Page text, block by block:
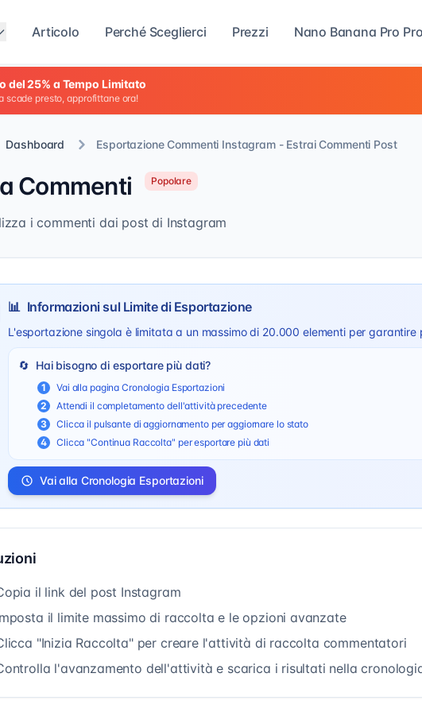
Articolo Perché Sceglierci Prezzi Nano Banana Pro
del 25% a Tempo Limitato
scade presto, approfittane ora!
Dashboard Esportazione Commenti Instagram - Estrai Commenti Post
Commenti Popolare
i commenti dai post di Instagram
📊 Informazioni sul Limite di Esportazione
L'esportazione singola è limitata a un massimo di 20.000 elementi per
🔄 Hai bisogno di esportare più dati?
1
Vai alla pagina Cronologia Esportazioni
2
Attendi il completamento dell'attività precedente
3
Clicca il pulsante di aggiornamento per aggiornare lo stato
4
Clicca "Continua Raccolta" per esportare più dati
Vai alla Cronologia Esportazioni
il link del post Instagram
il limite massimo di raccolta e le opzioni avanzate
"Inizia Raccolta" per creare l'attività di raccolta commentatori
l'avanzamento dell'attività e scarica i risultati nella